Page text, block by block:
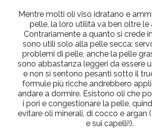
Mentre molti oli viso idratano e
pelle, la loro utilità va ben oltre le
Contrariamente a quanto si crede
sono utili solo alla pelle secca:
problemi di pelle, anche la pelle
sono abbastanza leggeri da essere
e non si sentono pesanti sotto il
formule più ricche andrebbero
andare a dormire. Esistono oli che
i pori e congestionare la pelle,
evitare oli minerali, di cocco e argan
e sui capelli!).